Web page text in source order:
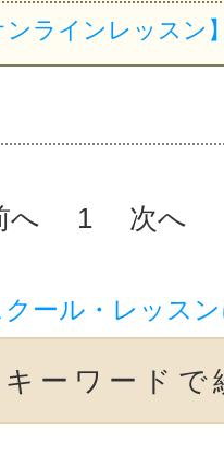
へ 1 次へ
ール・レッス
ーワードで